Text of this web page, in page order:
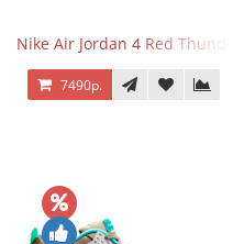
Nike Air Jordan 4 Red Thunder
7490р.